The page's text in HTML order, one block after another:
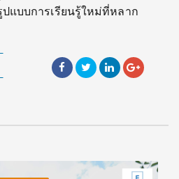
แบบการเรียนรู้ใหม่ที่หลาก